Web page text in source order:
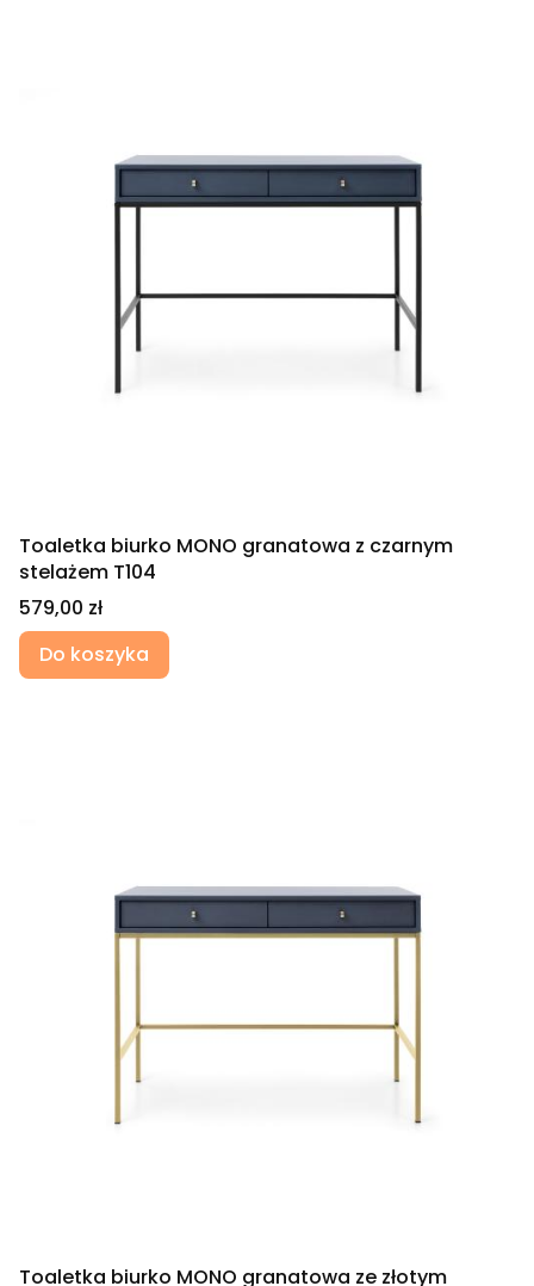
Toaletka biurko MONO granatowa z czarnym
stelażem T104
Cena
579,00 zł
Do koszyka
Toaletka biurko MONO granatowa ze złotym